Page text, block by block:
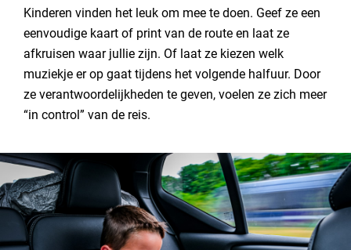
Kinderen vinden het leuk om mee te doen. Geef ze een
eenvoudige kaart of print van de route en laat ze
afkruisen waar jullie zijn. Of laat ze kiezen welk
muziekje er op gaat tijdens het volgende halfuur. Door
ze verantwoordelijkheden te geven, voelen ze zich meer
“in control” van de reis.